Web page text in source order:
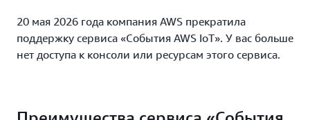
20 мая 2026 года компания AWS прекратила
поддержку сервиса «События AWS IoT». У вас больше
нет доступа к консоли или ресурсам этого сервиса.